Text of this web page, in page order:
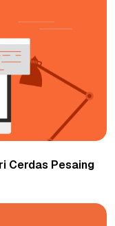
Cerdas Pesaing